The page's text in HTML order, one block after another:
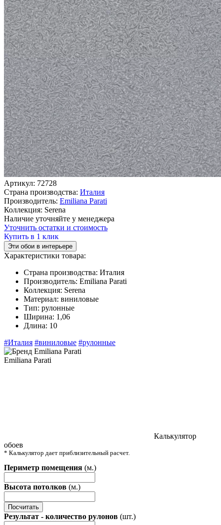
Артикул: 72728
Страна производства: Италия
Производитель: Emiliana Parati
Коллекция: Serena
Наличие уточняйте у менеджера
Уточнить остатки и стоимость
Купить в 1 клик
Эти обои в интерьере
Характеристики товара:
Страна производства: Италия
Производитель: Emiliana Parati
Коллекция: Serena
Материал: виниловые
Тип: рулонные
Ширина: 1,06
Длина: 10
#Италия #виниловые #рулонные
Emiliana Parati
Калькулятор
обоев
* Калькулятор дает приблизительный расчет.
Периметр помещения (м.)
Высота потолков (м.)
Посчитать
Результат - количество рулонов (шт.)